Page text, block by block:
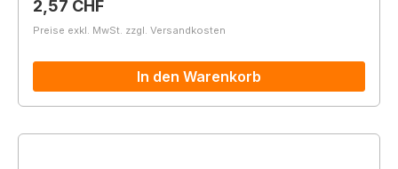
Regulärer Preis:
2,57 CHF
Preise exkl. MwSt. zzgl. Versandkosten
In den Warenkorb